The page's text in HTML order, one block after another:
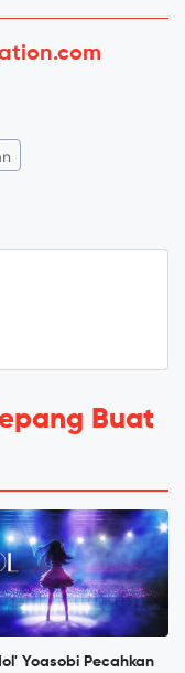
Buat
Yoasobi Pecahkan